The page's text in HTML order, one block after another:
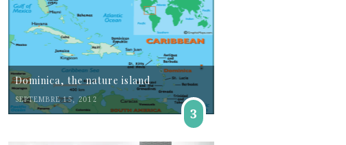
Dominica, the nature island
SEPTEMBRE 15, 2012
3